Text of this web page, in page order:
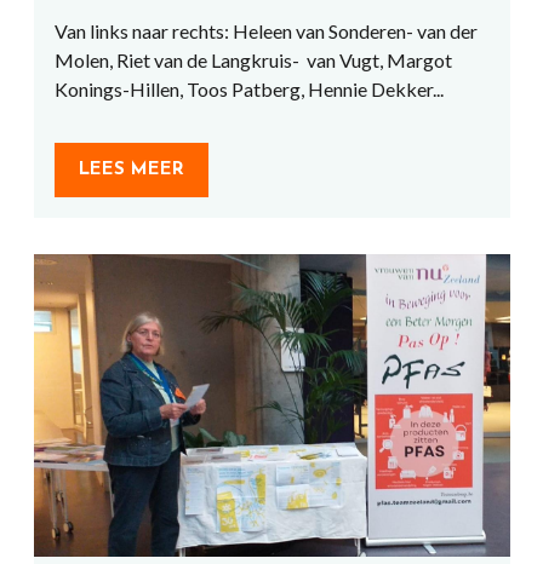
Van links naar rechts: Heleen van Sonderen- van der
Molen, Riet van de Langkruis- van Vugt, Margot
Konings-Hillen, Toos Patberg, Hennie Dekker...
LEES MEER